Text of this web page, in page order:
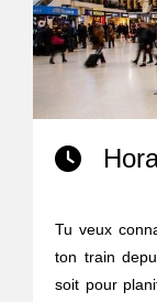
Tu veux
ton train
soit pour